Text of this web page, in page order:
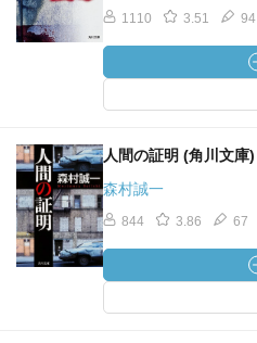
1110 3.51 94
人間の証明 (角川文庫)
森村誠一
844 3.86 67